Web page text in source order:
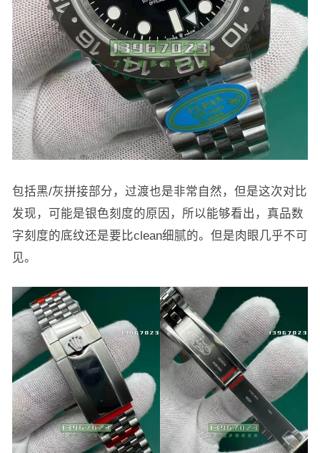
包括黑/灰拼接部分，过渡也是非常自然，但是这次对比
发现，可能是银色刻度的原因，所以能够看出，真品数
字刻度的底纹还是要比clean细腻的。但是肉眼几乎不可
见。